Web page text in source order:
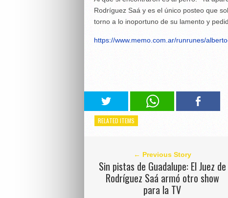
Rodríguez Saá y es el único posteo que
torno a lo inoportuno de su lamento y
https://www.memo.com.ar/runrunes/
RELATED ITEMS
← Previous Story
Sin pistas de Guadalupe: El Juez de
Rodríguez Saá armó otro show
para la TV